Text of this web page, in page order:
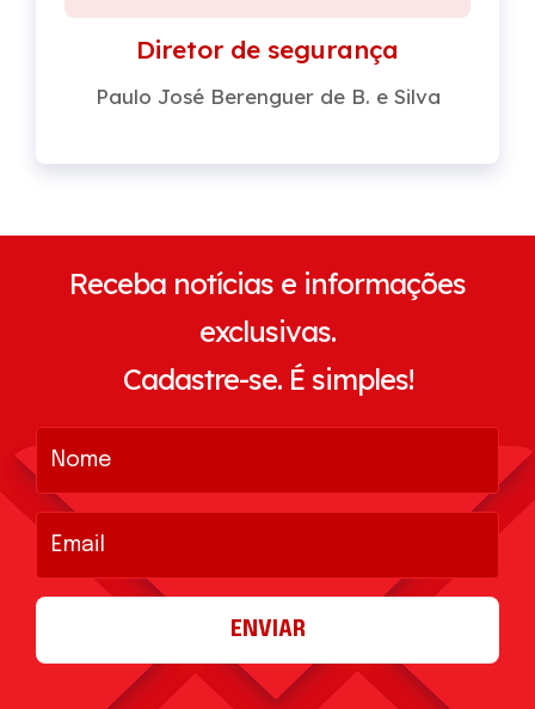
Diretor de segurança
Paulo José Berenguer de B. e Silva
Receba notícias e informações
exclusivas.
Cadastre-se. É simples!